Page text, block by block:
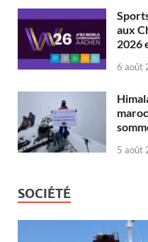
aux
2026
6 août
5 août
SOCIÉTÉ